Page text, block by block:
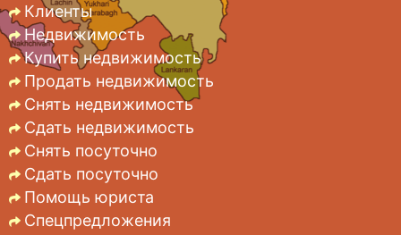
Клиенты
Недвижимость
Купить недвижимость
Продать недвижимость
Снять недвижимость
Сдать недвижимость
Снять посуточно
Сдать посуточно
Помощь юриста
Спецпредложения